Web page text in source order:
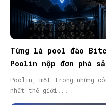
Từng là pool đào
Poolin nộp đơn phá
Poolin, một trong những
nhất thế giới...